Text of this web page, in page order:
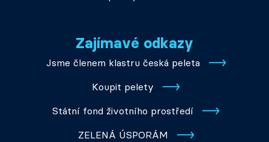
Zajímavé odkazy
Jsme členem klastru česká peleta
Koupit pelety
Státní fond životního prostředí
ZELENÁ ÚSPORÁM